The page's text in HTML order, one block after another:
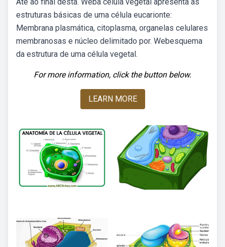
estruturas básicas de uma célula eucarionte:
Membrana plasmática, citoplasma, organelas celulares
membranosas e núcleo delimitado por. Webesquema
da estrutura de uma célula vegetal.
For more information, click the button below.
LEARN MORE